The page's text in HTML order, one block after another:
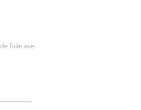
folie avec